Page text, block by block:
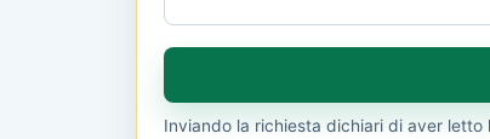
Inviando la richiesta dichiari di aver letto